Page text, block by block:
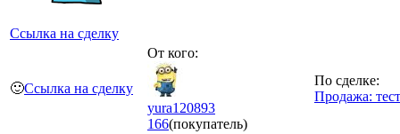
Ссылка на сделку
🙂Ссылка на сделку
От кого:
yura120893
166(покупатель)
По сделке:
Продажа: